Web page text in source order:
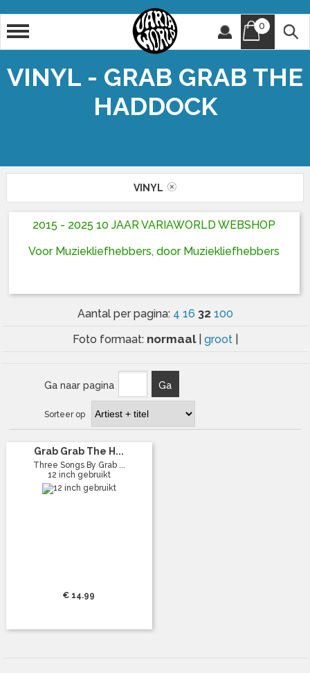
0
VINYL - GRAB GRAB THE
HADDOCK
VINYL
2015 - 2025 10 JAAR VARIAWORLD WEBSHOP
Voor Muziekliefhebbers, door Muziekliefhebbers
Aantal per pagina: 4 16 32 100
Foto formaat: normaal groot
Ga naar pagina Ga
Sorteer op
Grab Grab The H...
Three Songs By Grab ...
12 inch gebruikt
€ 14.99